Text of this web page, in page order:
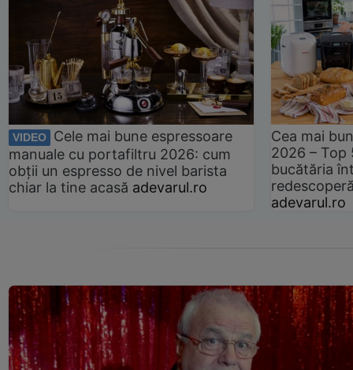
VIDEO
Cele mai bune espressoare
manuale cu portafiltru 2026: cum
obții un espresso de nivel barista
chiar la tine acasă adevarul.ro
Cea mai
2026 –
bucătăria
adevarul.ro